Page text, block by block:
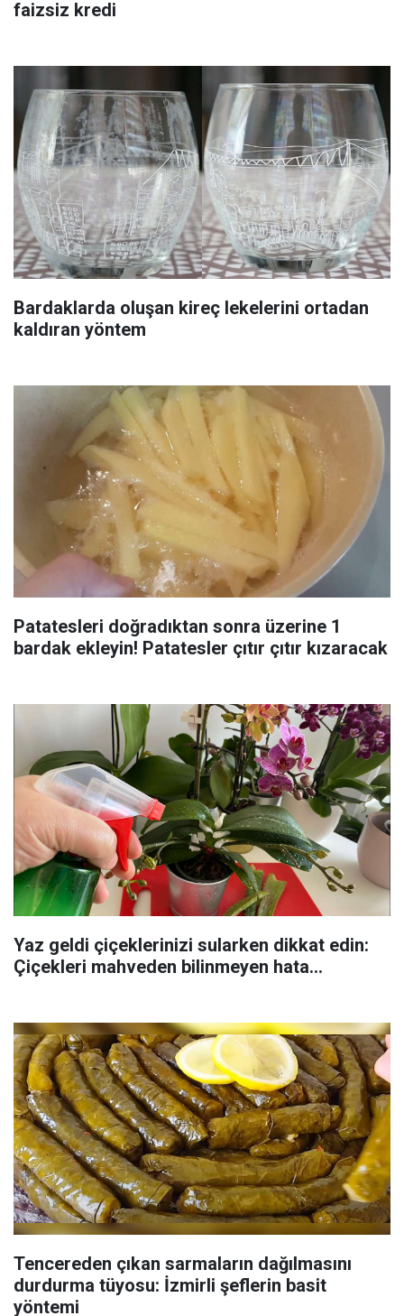
faizsiz kredi
Bardaklarda oluşan kireç lekelerini ortadan
kaldıran yöntem
Patatesleri doğradıktan sonra üzerine 1
bardak ekleyin! Patatesler çıtır çıtır kızaracak
Yaz geldi çiçeklerinizi sularken dikkat edin:
Çiçekleri mahveden bilinmeyen hata...
Tencereden çıkan sarmaların dağılmasını
durdurma tüyosu: İzmirli şeflerin basit
yöntemi